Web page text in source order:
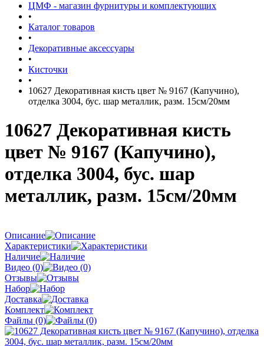
ЦМФ - магазин фурнитуры и комплектующих
•
Каталог товаров
•
Декоративные аксессуары
•
Кисточки
•
10627 Декоративная кисть цвет № 9167 (Капучино),
отделка 3004, бус. шар металлик, разм. 15см/20мм
10627 Декоративная кисть
цвет № 9167 (Капучино),
отделка 3004, бус. шар
металлик, разм. 15см/20мм
Описание
Характеристики
Наличие
Видео (0)
Отзывы
Набор
Доставка
Комплект
Файлы (0)